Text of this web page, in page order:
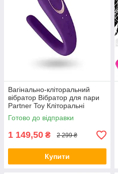
Вагінально-кліторальний
вібратор Вібратор для пари
Partner Toy Кліторальні
вібратори
Готово до відправки
1 149,50 ₴ 2 299 ₴
Купити